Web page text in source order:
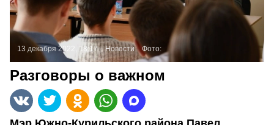
13 декабря 2022, 18:17 Новости Фото:
Разговоры о важном